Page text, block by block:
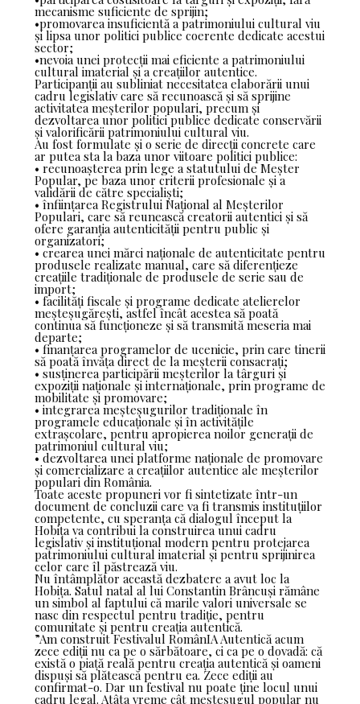
mecanisme suficiente de sprijin;
•promovarea insuficientă a patrimoniului cultural viu
și lipsa unor politici publice coerente dedicate acestui
sector;
•nevoia unei protecții mai eficiente a patrimoniului
cultural imaterial și a creațiilor autentice.
Participanții au subliniat necesitatea elaborării unui
cadru legislativ care să recunoască și să sprijine
activitatea meșterilor populari, precum și
dezvoltarea unor politici publice dedicate conservării
și valorificării patrimoniului cultural viu.
Au fost formulate și o serie de direcții concrete care
ar putea sta la baza unor viitoare politici publice:
• recunoașterea prin lege a statutului de Meșter
Popular, pe baza unor criterii profesionale și a
validării de către specialiști;
• înființarea Registrului Național al Meșterilor
Populari, care să reunească creatorii autentici și să
ofere garanția autenticității pentru public și
organizatori;
• crearea unei mărci naționale de autenticitate pentru
produsele realizate manual, care să diferențieze
creațiile tradiționale de produsele de serie sau de
import;
• facilități fiscale și programe dedicate atelierelor
meșteșugărești, astfel încât acestea să poată
continua să funcționeze și să transmită meseria mai
departe;
• finanțarea programelor de ucenicie, prin care tinerii
să poată învăța direct de la meșterii consacrați;
• susținerea participării meșterilor la târguri și
expoziții naționale și internaționale, prin programe de
mobilitate și promovare;
• integrarea meșteșugurilor tradiționale în
programele educaționale și în activitățile
extrașcolare, pentru apropierea noilor generații de
patrimoniul cultural viu;
• dezvoltarea unei platforme naționale de promovare
și comercializare a creațiilor autentice ale meșterilor
populari din România.
Toate aceste propuneri vor fi sintetizate într-un
document de concluzii care va fi transmis instituțiilor
competente, cu speranța că dialogul început la
Hobița va contribui la construirea unui cadru
legislativ și instituțional modern pentru protejarea
patrimoniului cultural imaterial și pentru sprijinirea
celor care îl păstrează viu.
Nu întâmplător această dezbatere a avut loc la
Hobița. Satul natal al lui Constantin Brâncuși rămâne
un simbol al faptului că marile valori universale se
nasc din respectul pentru tradiție, pentru
comunitate și pentru creația autentică.
”Am construit Festivalul RomânIA Autentică acum
zece ediții nu ca pe o sărbătoare, ci ca pe o dovadă: că
există o piață reală pentru creația autentică și oameni
dispuși să plătească pentru ea. Zece ediții au
confirmat-o. Dar un festival nu poate ține locul unui
cadru legal. Atâta vreme cât meșteșugul popular nu